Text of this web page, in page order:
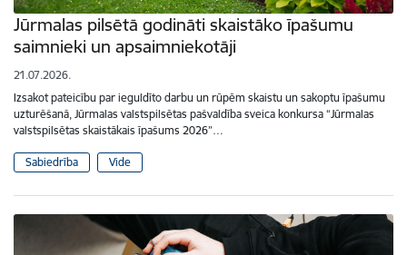
Jūrmalas pilsētā godināti skaistāko īpašumu
saimnieki un apsaimniekotāji
21.07.2026.
Izsakot pateicību par ieguldīto darbu un rūpēm skaistu un sakoptu īpašumu
uzturēšanā, Jūrmalas valstspilsētas pašvaldība sveica konkursa “Jūrmalas
valstspilsētas skaistākais īpašums 2026”…
Sabiedrība Vide